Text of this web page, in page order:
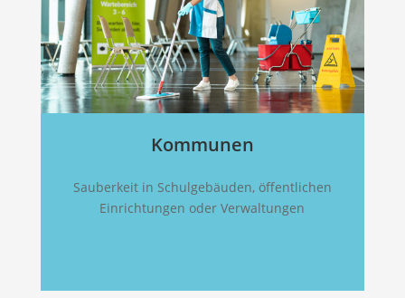
Kommunen
Sauberkeit in Schulgebäuden, öffentlichen
Einrichtungen oder Verwaltungen